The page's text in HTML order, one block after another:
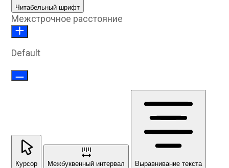
Читабельный шрифт
Межстрочное расстояние
Default
Курсор Межбуквенный интервал Выравнивание текста